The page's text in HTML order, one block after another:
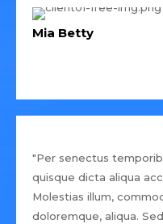
Mia Betty
"Per senectus
quisque dicta aliqua
Molestias illum,
doloremque, aliqua.